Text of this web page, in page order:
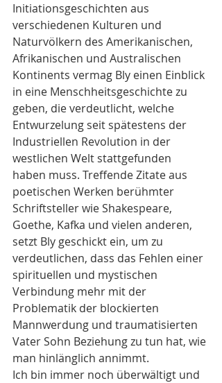
Initiationsgeschichten aus
verschiedenen Kulturen und
Naturvölkern des Amerikanischen,
Afrikanischen und Australischen
Kontinents vermag Bly einen Einblick
in eine Menschheitsgeschichte zu
geben, die verdeutlicht, welche
Entwurzelung seit spätestens der
Industriellen Revolution in der
westlichen Welt stattgefunden
haben muss. Treffende Zitate aus
poetischen Werken berühmter
Schriftsteller wie Shakespeare,
Goethe, Kafka und vielen anderen,
setzt Bly geschickt ein, um zu
verdeutlichen, dass das Fehlen einer
spirituellen und mystischen
Verbindung mehr mit der
Problematik der blockierten
Mannwerdung und traumatisierten
Vater Sohn Beziehung zu tun hat, wie
man hinlänglich annimmt.
Ich bin immer noch überwältigt und